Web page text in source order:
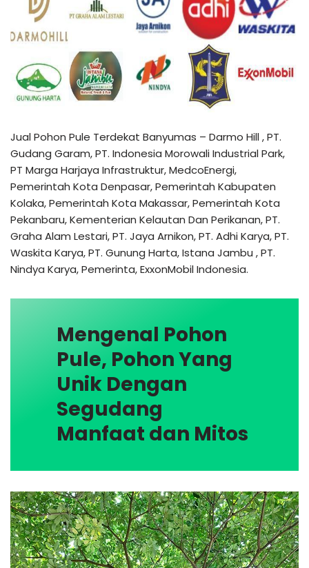
Jual Pohon Pule Terdekat Banyumas – Darmo Hill , PT.
Gudang Garam, PT. Indonesia Morowali Industrial Park,
PT Marga Harjaya Infrastruktur, MedcoEnergi,
Pemerintah Kota Denpasar, Pemerintah Kabupaten
Kolaka, Pemerintah Kota Makassar, Pemerintah Kota
Pekanbaru, Kementerian Kelautan Dan Perikanan, PT.
Graha Alam Lestari, PT. Jaya Arnikon, PT. Adhi Karya, PT.
Waskita Karya, PT. Gunung Harta, Istana Jambu , PT.
Nindya Karya, Pemerinta, ExxonMobil Indonesia.
Mengenal Pohon
Pule, Pohon Yang
Unik Dengan
Segudang
Manfaat dan Mitos